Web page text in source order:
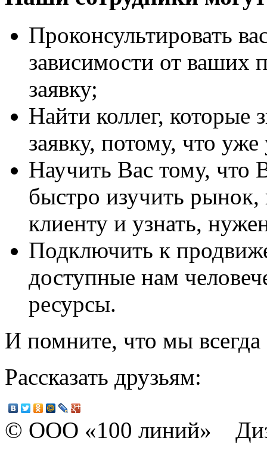
Проконсультировать
зависимости от ваших
заявку;
Найти коллег, которые
заявку, потому, что
Научить Вас тому, что
быстро изучить
клиенту и узнать,
Подключить к
доступные нам
ресурсы.
И помните, что мы
Рассказать друзьям:
© ООО «100 линий»